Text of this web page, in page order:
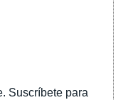
Suscríbete para